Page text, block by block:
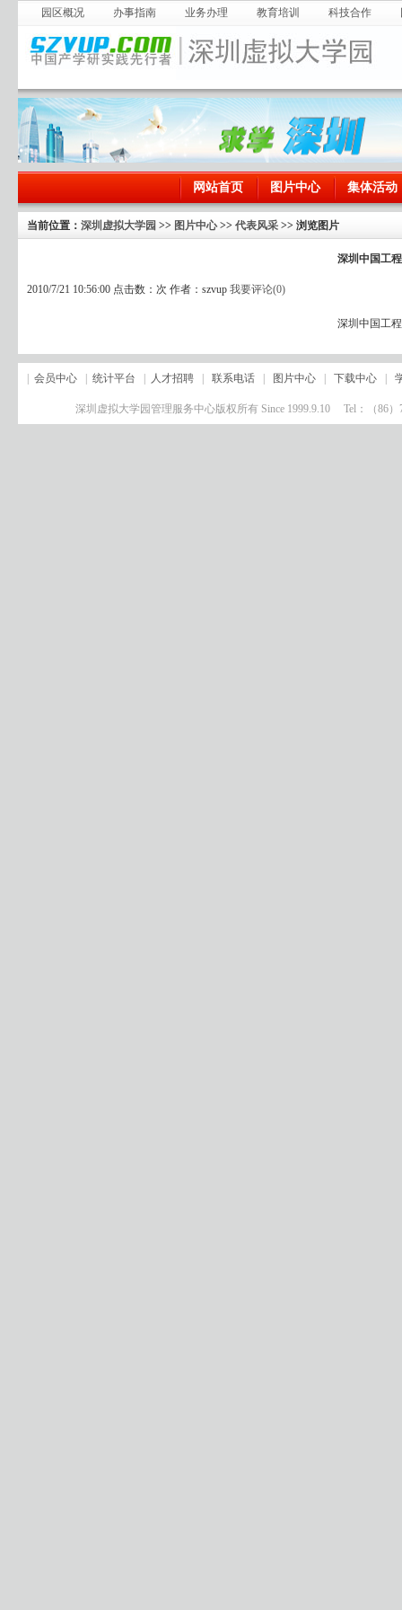
园区概况 办事指南 业务办理 教育培训 科技合作
网站首页 图片中心 集体活动
当前位置： 深圳虚拟大学园 >> 图片中心>> 代表风采 >> 浏览图片
深圳中国工
2010/7/21 10:56:00 点击数： 次 作者：szvup 我要评论(0)
深圳中国工
会员中心 统计平台 人才招聘 联系电话 图片中心 下载中心
深圳虚拟大学园管理服务中心版权所有 Since 1999.9.10 Tel：（